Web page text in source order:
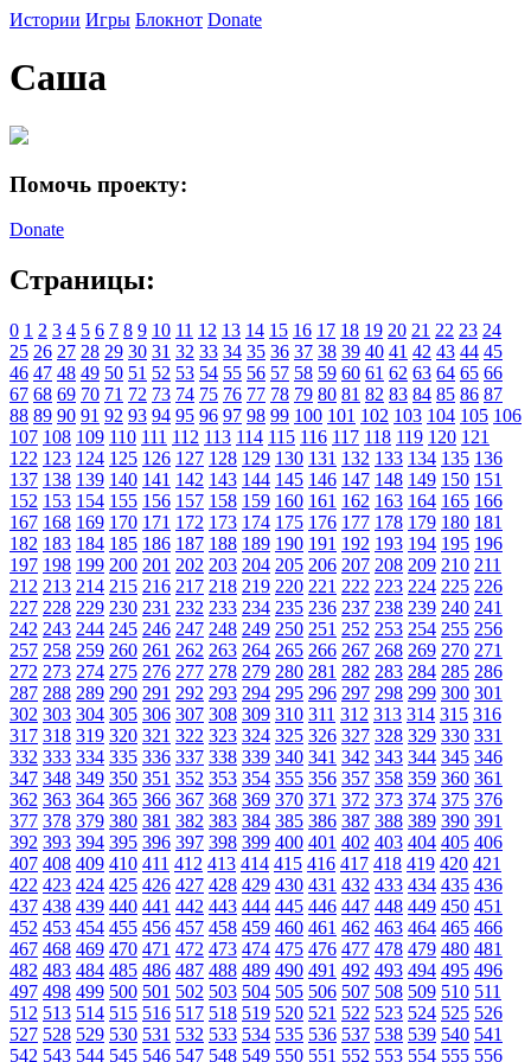
Истории Игры Блокнот Donate
Саша
Помочь проекту:
Donate
Страницы:
0 1 2 3 4 5 6 7 8 9 10 11 12 13 14 15 16 17 18 19 20 21 22 23 24
25 26 27 28 29 30 31 32 33 34 35 36 37 38 39 40 41 42 43 44 45
46 47 48 49 50 51 52 53 54 55 56 57 58 59 60 61 62 63 64 65 66
67 68 69 70 71 72 73 74 75 76 77 78 79 80 81 82 83 84 85 86 87
88 89 90 91 92 93 94 95 96 97 98 99 100 101 102 103 104 105 106
107 108 109 110 111 112 113 114 115 116 117 118 119 120 121
122 123 124 125 126 127 128 129 130 131 132 133 134 135 136
137 138 139 140 141 142 143 144 145 146 147 148 149 150 151
152 153 154 155 156 157 158 159 160 161 162 163 164 165 166
167 168 169 170 171 172 173 174 175 176 177 178 179 180 181
182 183 184 185 186 187 188 189 190 191 192 193 194 195 196
197 198 199 200 201 202 203 204 205 206 207 208 209 210 211
212 213 214 215 216 217 218 219 220 221 222 223 224 225 226
227 228 229 230 231 232 233 234 235 236 237 238 239 240 241
242 243 244 245 246 247 248 249 250 251 252 253 254 255 256
257 258 259 260 261 262 263 264 265 266 267 268 269 270 271
272 273 274 275 276 277 278 279 280 281 282 283 284 285 286
287 288 289 290 291 292 293 294 295 296 297 298 299 300 301
302 303 304 305 306 307 308 309 310 311 312 313 314 315 316
317 318 319 320 321 322 323 324 325 326 327 328 329 330 331
332 333 334 335 336 337 338 339 340 341 342 343 344 345 346
347 348 349 350 351 352 353 354 355 356 357 358 359 360 361
362 363 364 365 366 367 368 369 370 371 372 373 374 375 376
377 378 379 380 381 382 383 384 385 386 387 388 389 390 391
392 393 394 395 396 397 398 399 400 401 402 403 404 405 406
407 408 409 410 411 412 413 414 415 416 417 418 419 420 421
422 423 424 425 426 427 428 429 430 431 432 433 434 435 436
437 438 439 440 441 442 443 444 445 446 447 448 449 450 451
452 453 454 455 456 457 458 459 460 461 462 463 464 465 466
467 468 469 470 471 472 473 474 475 476 477 478 479 480 481
482 483 484 485 486 487 488 489 490 491 492 493 494 495 496
497 498 499 500 501 502 503 504 505 506 507 508 509 510 511
512 513 514 515 516 517 518 519 520 521 522 523 524 525 526
527 528 529 530 531 532 533 534 535 536 537 538 539 540 541
542 543 544 545 546 547 548 549 550 551 552 553 554 555 556